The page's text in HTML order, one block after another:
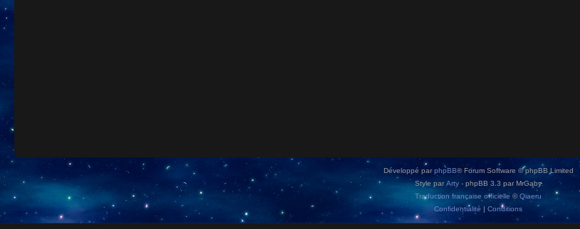
Développé parphpBB® Forum Software © phpBB Limited
Style par Arty - phpBB 3.3 par MrGaby
Traduction française officielle ©Qiaeru
Confidentialité | Conditions